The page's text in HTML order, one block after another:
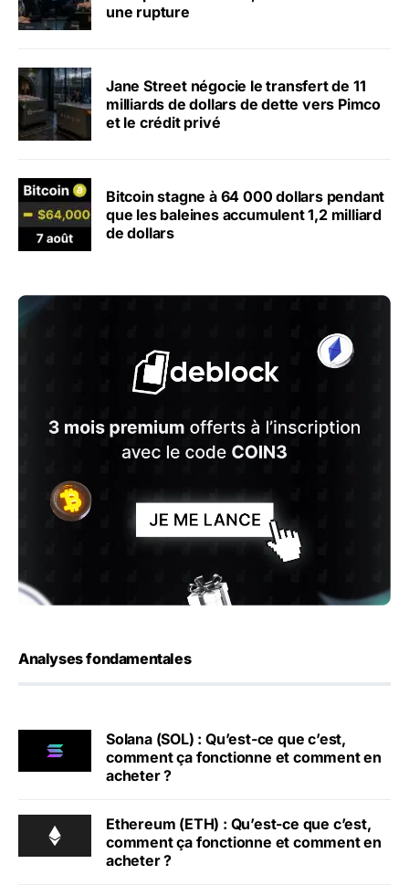
une rupture
Jane Street négocie le transfert de 11
milliards de dollars de dette vers Pimco
et le crédit privé
Bitcoin stagne à 64 000 dollars pendant
que les baleines accumulent 1,2 milliard
de dollars
Analyses fondamentales
Solana (SOL) : Qu’est-ce que c’est,
comment ça fonctionne et comment en
acheter ?
Ethereum (ETH) : Qu’est-ce que c’est,
comment ça fonctionne et comment en
acheter ?